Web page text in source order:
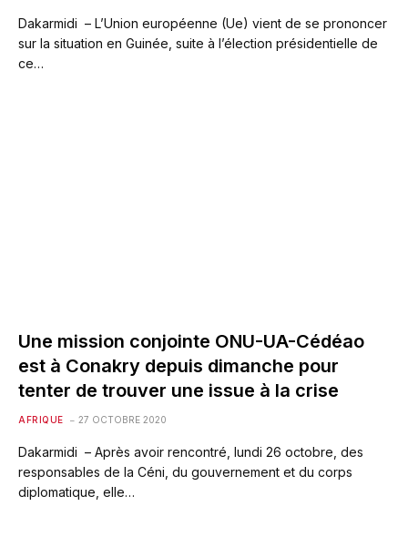
Dakarmidi – L’Union européenne (Ue) vient de se prononcer
sur la situation en Guinée, suite à l’élection présidentielle de
ce…
Une mission conjointe ONU-UA-Cédéao
est à Conakry depuis dimanche pour
tenter de trouver une issue à la crise
AFRIQUE 27 OCTOBRE 2020
Dakarmidi – Après avoir rencontré, lundi 26 octobre, des
responsables de la Céni, du gouvernement et du corps
diplomatique, elle…